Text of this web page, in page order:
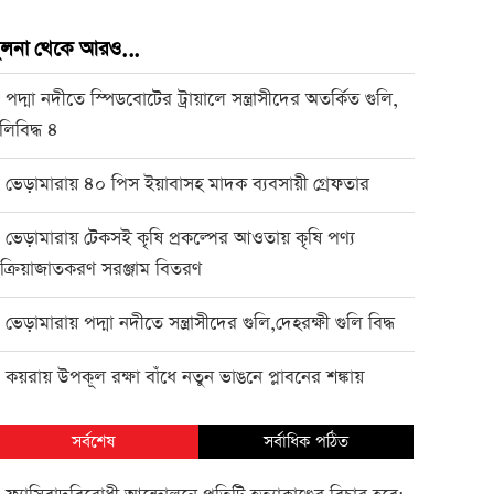
থেকে আরও...
পদ্মা নদীতে স্পিডবোটের ট্রায়ালে সন্ত্রাসীদের অতর্কিত গুলি,
৪
ভেড়ামারায় ৪০ পিস ইয়াবাসহ মাদক ব্যবসায়ী গ্রেফতার
ভেড়ামারায় টেকসই কৃষি প্রকল্পের আওতায় কৃষি পণ্য
সরঞ্জাম বিতরণ
ভেড়ামারায় পদ্মা নদীতে সন্ত্রাসীদের গুলি,দেহরক্ষী গুলি বিদ্ধ
কয়রায় উপকূল রক্ষা বাঁধে নতুন ভাঙনে প্লাবনের শঙ্কায়
সর্বশেষ সর্বাধিক পঠিত